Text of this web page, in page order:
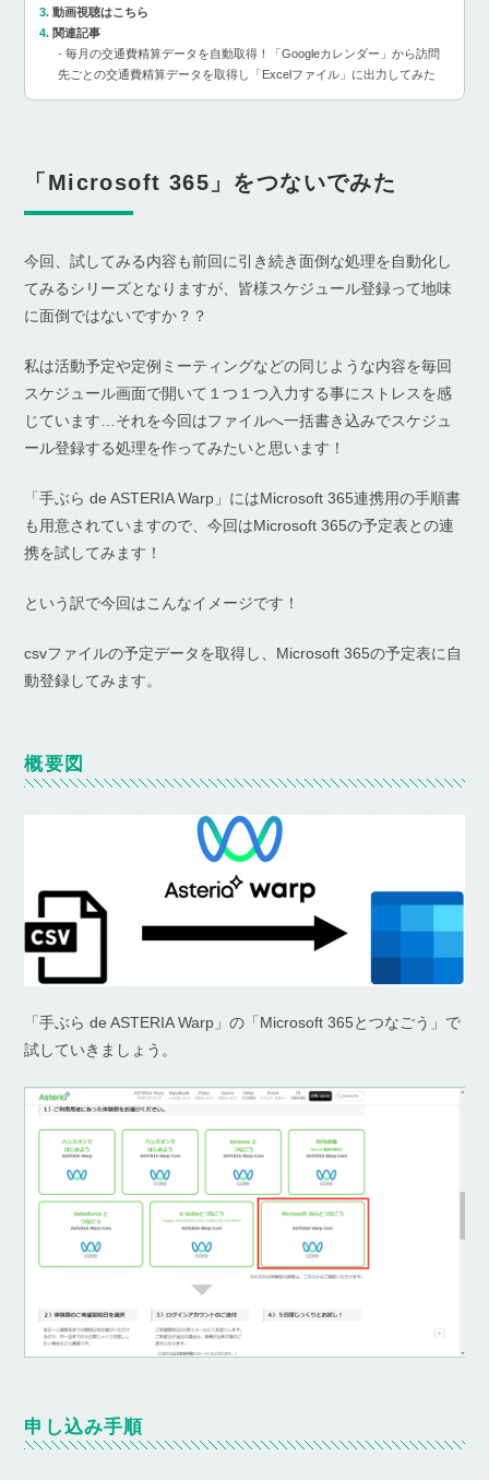
動画視聴はこちら
関連記事
毎月の交通費精算データを自動取得！「Googleカレンダー」から訪問
先ごとの交通費精算データを取得し「Excelファイル」に出力してみた
「Microsoft 365」をつないでみた
今回、試してみる内容も前回に引き続き面倒な処理を自動化し
てみるシリーズとなりますが、皆様スケジュール登録って地味
に面倒ではないですか？？
私は活動予定や定例ミーティングなどの同じような内容を毎回
スケジュール画面で開いて１つ１つ入力する事にストレスを感
じています…それを今回はファイルへ一括書き込みでスケジュ
ール登録する処理を作ってみたいと思います！
「手ぶら de ASTERIA Warp」にはMicrosoft 365連携用の手順書
も用意されていますので、今回はMicrosoft 365の予定表との連
携を試してみます！
という訳で今回はこんなイメージです！
csvファイルの予定データを取得し、Microsoft 365の予定表に自
動登録してみます。
概要図
「手ぶら de ASTERIA Warp」の「Microsoft 365とつなごう」で
試していきましょう。
申し込み手順